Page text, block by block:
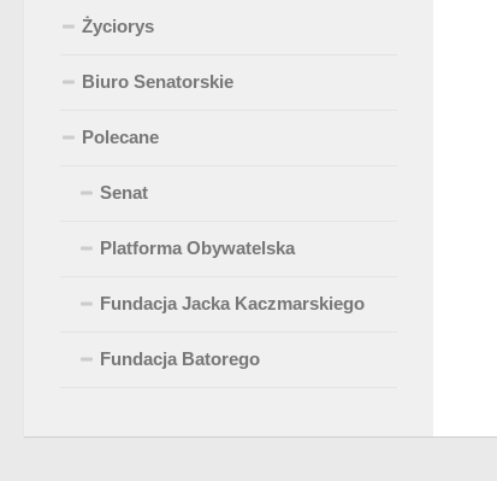
Życiorys
Biuro Senatorskie
Polecane
Senat
Platforma Obywatelska
Fundacja Jacka Kaczmarskiego
Fundacja Batorego